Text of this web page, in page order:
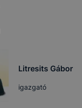
Litresits Gábor
igazgató